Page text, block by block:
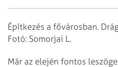
Építkezés a fővárosban.
Fotó: Somorjai L.
Már az elején fontos